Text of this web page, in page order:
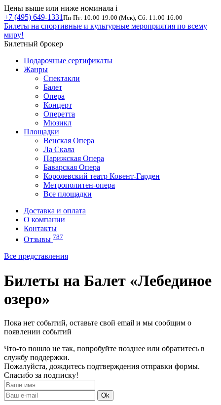
Цены выше или ниже номинала i
+7 (495) 649-1331 Пн-Пт: 10:00-19:00 (Мск), Сб: 11:00-16:00
Билеты на спортивные и культурные мероприятия по всему
миру!
Билетный брокер
Подарочные сертификаты
Жанры
Спектакли
Балет
Опера
Концерт
Оперетта
Мюзикл
Площадки
Венская Опера
Ла Скала
Парижская Опера
Баварская Опера
Королевский театр Ковент-Гарден
Метрополитен-опера
Все площадки
Доставка и оплата
О компании
Контакты
Отзывы 787
Все представления
Билеты на Балет «Лебединое
озеро»
Пока нет событий, оставьте свой email и мы сообщим о
появлении событий
Что-то пошло не так, попробуйте позднее или обратитесь в
службу поддержки.
Пожалуйста, дождитесь подтверждения отправки формы.
Спасибо за подписку!
Ok